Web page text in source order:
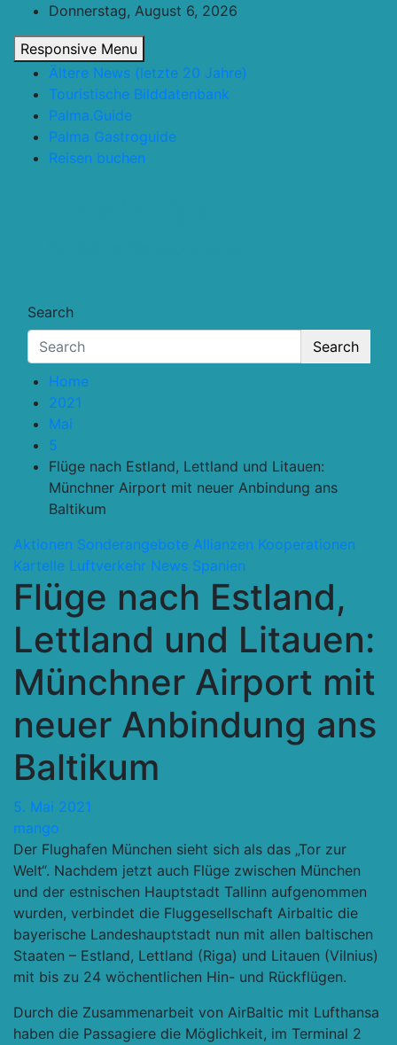
content
Donnerstag, August 6, 2026
Responsive Menu
Ältere News (letzte 20 Jahre)
Touristische Bilddatenbank
Palma.Guide
Palma Gastroguide
Reisen buchen
Search
Search
Home
2021
Mai
5
Flüge nach Estland, Lettland und Litauen:
Münchner Airport mit neuer Anbindung ans
Baltikum
Aktionen Sonderangebote Allianzen Kooperationen
Kartelle Luftverkehr News Spanien
Flüge nach Estland,
Lettland und Litauen:
Münchner Airport mit
neuer Anbindung ans
Baltikum
5. Mai 2021
mango
Der Flughafen München sieht sich als das „Tor zur
Welt“. Nachdem jetzt auch Flüge zwischen München
und der estnischen Hauptstadt Tallinn aufgenommen
wurden, verbindet die Fluggesellschaft Airbaltic die
bayerische Landeshauptstadt nun mit allen baltischen
Staaten – Estland, Lettland (Riga) und Litauen (Vilnius)
mit bis zu 24 wöchentlichen Hin- und Rückflügen.
Durch die Zusammenarbeit von AirBaltic mit Lufthansa
haben die Passagiere die Möglichkeit, im Terminal 2